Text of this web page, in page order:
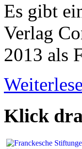
Es gibt
Verlag
2013 als
Klick